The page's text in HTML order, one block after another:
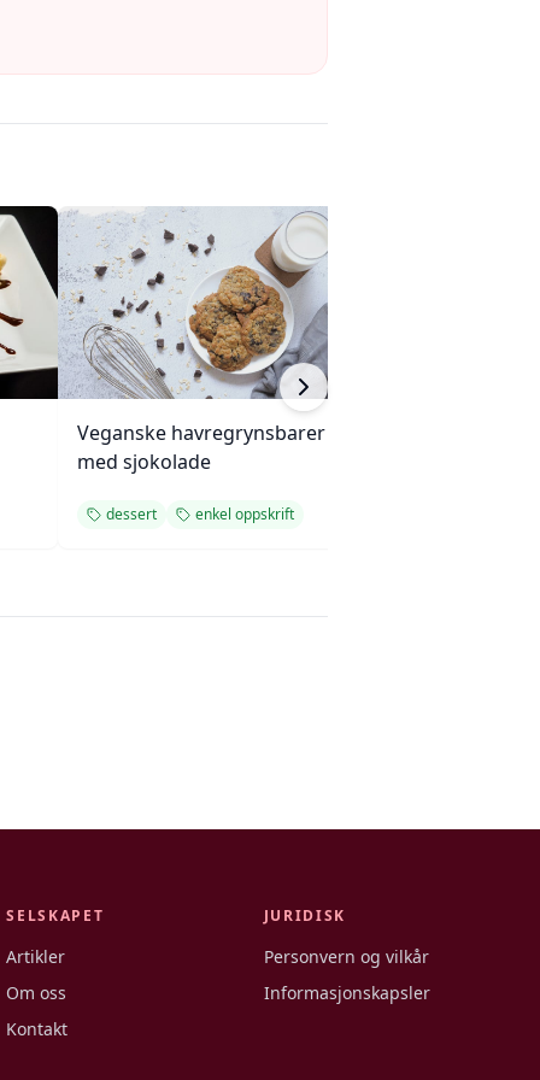
Veganske havregrynsbarer
med sjokolade
dessert enkel oppskrift
SELSKAPET
Artikler
Om oss
Kontakt
JURIDISK
Personvern og vilkår
Informasjonskapsler